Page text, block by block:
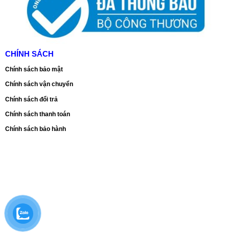
CHÍNH SÁCH
Chính sách bảo mật
Chính sách vận chuyển
Chính sách đổi trả
Chính sách thanh toán
Chính sách bảo hành